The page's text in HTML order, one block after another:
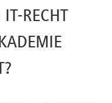
RECHT